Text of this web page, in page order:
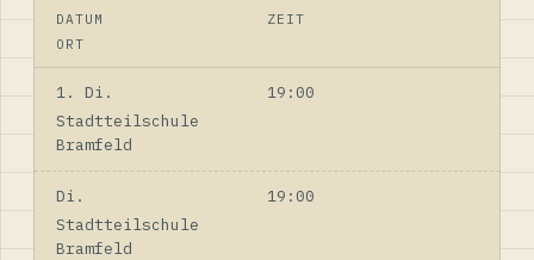
DATUM
ZEIT
ORT
1. Di.
19:00
Stadtteilschule
Bramfeld
Di.
19:00
Stadtteilschule
Bramfeld